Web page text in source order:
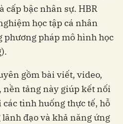
cấp bậc nhân sự. HBR
học tập cá nhân
phương pháp mô hình học
gồm bài viết, video,
nền tảng này giúp kết nối
tình huống thực tế, hỗ
đạo và khả năng ứng